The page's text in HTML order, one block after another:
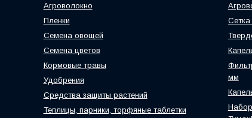
Агроволокно
Пленки
Семена овощей
Семена цветов
Кормовые травы
Удобрения
Средства защиты растений
Теплицы, парники, торфяные таблетки
мм